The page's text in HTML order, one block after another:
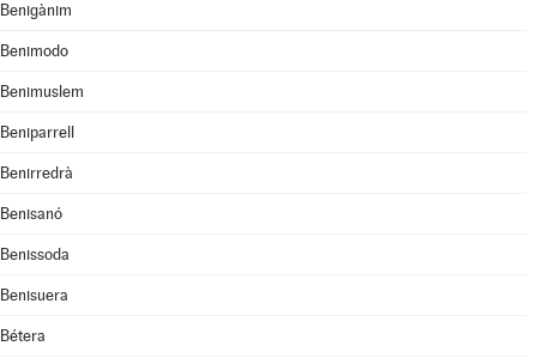
Benigànim
Benimodo
Benimuslem
Beniparrell
Benirredrà
Benisanó
Benissoda
Benisuera
Bétera